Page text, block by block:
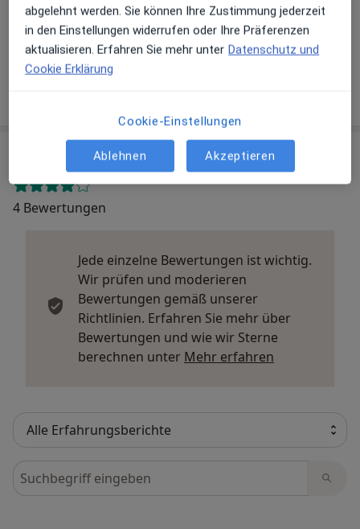
Dr.med. Christine Zollmann & Kollegen
Engelplatz 8, 07743 Jena
Versicherungen
Gesetzlich versichert
Erfahrungsberichte (4)
4 Bewertungen
Jede einzelne Bewertungen ist wichtig.
Wir prüfen und moderieren
Bewertungen gemäß unserer
Richtlinien. Erfahren Sie mehr über
Bewertungen und wie wir Sterne
berechnen unter Mehr erfahren
Bewertungen durchsuchen
abgelehnt werden. Sie können Ihre Zustimmung jederzeit
in den Einstellungen widerrufen oder Ihre Präferenzen
aktualisieren. Erfahren Sie mehr unter Datenschutz und
Cookie Erklärung
Cookie-Einstellungen
Ablehnen Akzeptieren